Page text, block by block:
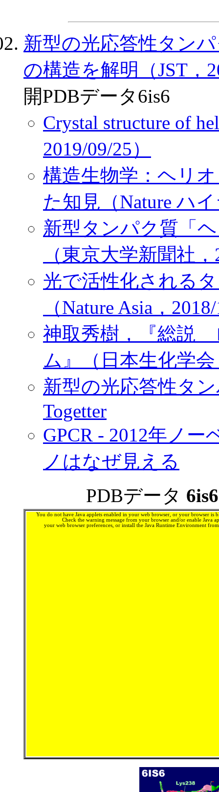
新型の光応答性タン
の構造を解明（JST，
開PDBデータ6is6
Crystal structure of
2019/09/25）
構造生物学：ヘリ
た知見（Nature ハ
新型タンパク質「
（東京大学新聞社
光で活性化される
（Nature Asia，
神取秀樹，『総説
ム』（日本生化学会
新型の光応答性タ
Togetter
GPCR - 2012年ノ
ノはなぜ見える
PDBデータ 6is6
You do not have Java applets enabled in your web browser, or your browser is
Check the warning message from your browser and/or enable Java
your web browser preferences, or install the Java Runtime Environment